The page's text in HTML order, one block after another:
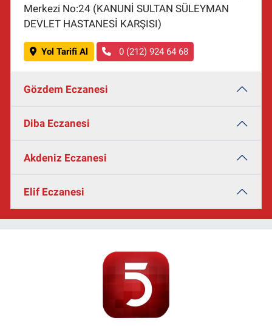
Merkezi No:24 (KANUNİ SULTAN SÜLEYMAN
DEVLET HASTANESİ KARŞISI)
Yol Tarifi Al 0 (212) 924 64 68
Gözdem Eczanesi
Diba Eczanesi
Akdeniz Eczanesi
Elif Eczanesi